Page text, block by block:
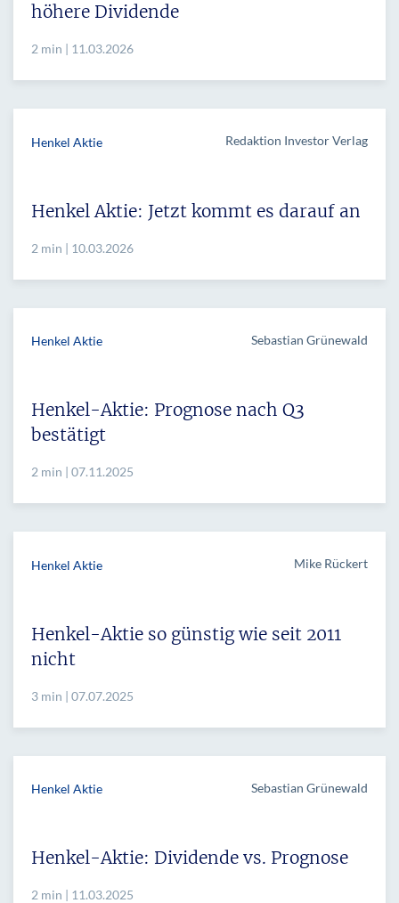
höhere Dividende
2 min | 11.03.2026
Henkel Aktie Redaktion Investor Verlag
Henkel Aktie: Jetzt kommt es darauf an
2 min | 10.03.2026
Henkel Aktie Sebastian Grünewald
Henkel-Aktie: Prognose nach Q3
bestätigt
2 min | 07.11.2025
Henkel Aktie Mike Rückert
Henkel-Aktie so günstig wie seit 2011
nicht
3 min | 07.07.2025
Henkel Aktie Sebastian Grünewald
Henkel-Aktie: Dividende vs. Prognose
2 min | 11.03.2025